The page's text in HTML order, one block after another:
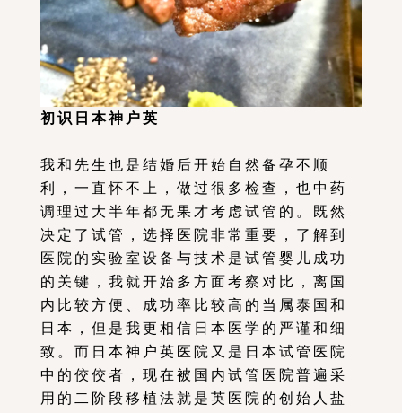
初识日本神户英
我和先生也是结婚后开始自然备孕不顺
利，一直怀不上，做过很多检查，也中药
调理过大半年都无果才考虑试管的。既然
决定了试管，选择医院非常重要，了解到
医院的实验室设备与技术是试管婴儿成功
的关键，我就开始多方面考察对比，离国
内比较方便、成功率比较高的当属泰国和
日本，但是我更相信日本医学的严谨和细
致。而日本神户英医院又是日本试管医院
中的佼佼者，现在被国内试管医院普遍采
用的二阶段移植法就是英医院的创始人盐